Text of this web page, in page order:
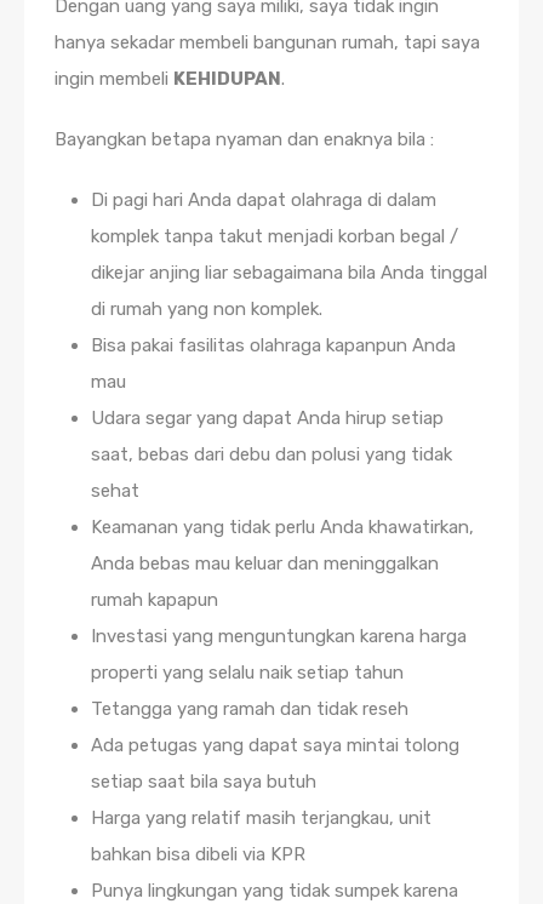
Dengan uang yang saya miliki, saya tidak ingin
hanya sekadar membeli bangunan rumah, tapi saya
ingin membeli KEHIDUPAN .
Bayangkan betapa nyaman dan enaknya bila :
Di pagi hari Anda dapat olahraga di dalam
komplek tanpa takut menjadi korban begal /
dikejar anjing liar sebagaimana bila Anda tinggal
di rumah yang non komplek.
Bisa pakai fasilitas olahraga kapanpun Anda
mau
Udara segar yang dapat Anda hirup setiap
saat, bebas dari debu dan polusi yang tidak
sehat
Keamanan yang tidak perlu Anda khawatirkan,
Anda bebas mau keluar dan meninggalkan
rumah kapapun
Investasi yang menguntungkan karena harga
properti yang selalu naik setiap tahun
Tetangga yang ramah dan tidak reseh
Ada petugas yang dapat saya mintai tolong
setiap saat bila saya butuh
Harga yang relatif masih terjangkau, unit
bahkan bisa dibeli via KPR
Punya lingkungan yang tidak sumpek karena